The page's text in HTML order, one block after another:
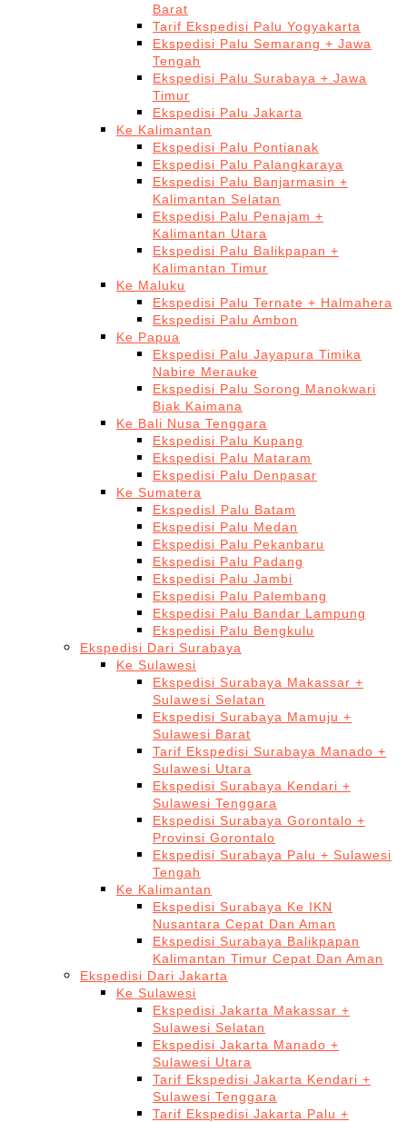
Barat
Tarif Ekspedisi Palu Yogyakarta
Ekspedisi Palu Semarang + Jawa
Tengah
Ekspedisi Palu Surabaya + Jawa
Timur
Ekspedisi Palu Jakarta
Ke Kalimantan
Ekspedisi Palu Pontianak
Ekspedisi Palu Palangkaraya
Ekspedisi Palu Banjarmasin +
Kalimantan Selatan
Ekspedisi Palu Penajam +
Kalimantan Utara
Ekspedisi Palu Balikpapan +
Kalimantan Timur
Ke Maluku
Ekspedisi Palu Ternate + Halmahera
Ekspedisi Palu Ambon
Ke Papua
Ekspedisi Palu Jayapura Timika
Nabire Merauke
Ekspedisi Palu Sorong Manokwari
Biak Kaimana
Ke Bali Nusa Tenggara
Ekspedisi Palu Kupang
Ekspedisi Palu Mataram
Ekspedisi Palu Denpasar
Ke Sumatera
EkspedisI Palu Batam
Ekspedisi Palu Medan
Ekspedisi Palu Pekanbaru
Ekspedisi Palu Padang
Ekspedisi Palu Jambi
Ekspedisi Palu Palembang
Ekspedisi Palu Bandar Lampung
Ekspedisi Palu Bengkulu
Ekspedisi Dari Surabaya
Ke Sulawesi
Ekspedisi Surabaya Makassar +
Sulawesi Selatan
Ekspedisi Surabaya Mamuju +
Sulawesi Barat
Tarif Ekspedisi Surabaya Manado +
Sulawesi Utara
Ekspedisi Surabaya Kendari +
Sulawesi Tenggara
Ekspedisi Surabaya Gorontalo +
Provinsi Gorontalo
Ekspedisi Surabaya Palu + Sulawesi
Tengah
Ke Kalimantan
Ekspedisi Surabaya Ke IKN
Nusantara Cepat Dan Aman
Ekspedisi Surabaya Balikpapan
Kalimantan Timur Cepat Dan Aman
Ekspedisi Dari Jakarta
Ke Sulawesi
Ekspedisi Jakarta Makassar +
Sulawesi Selatan
Ekspedisi Jakarta Manado +
Sulawesi Utara
Tarif Ekspedisi Jakarta Kendari +
Sulawesi Tenggara
Tarif Ekspedisi Jakarta Palu +